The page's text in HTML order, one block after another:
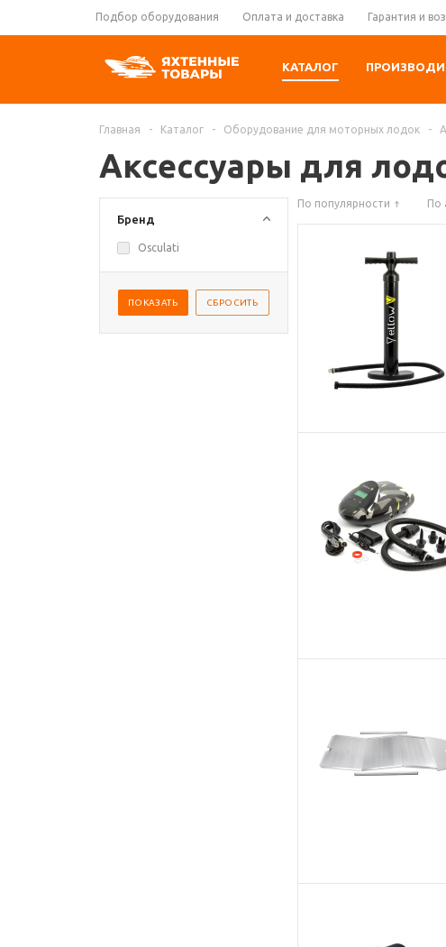
Подбор оборудования Оплата и доставка Гарантия и
КАТАЛОГ
Главная - Каталог - Оборудование для моторных лодок -
Аксессуары для
Бренд
Osculati
По популярности По